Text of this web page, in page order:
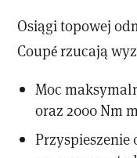
Osiągi topowej
Coupé rzucają
Moc
oraz 2000 Nm